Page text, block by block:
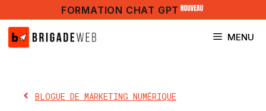
au
contenu
FORMATION CHAT GPT
MENU
BLOGUE DE MARKETING NUMÉRIQUE